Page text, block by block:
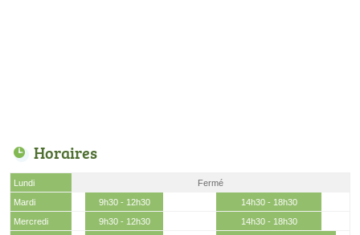
Horaires
Lundi
Fermé
Mardi
9h30 - 12h30
14h30 - 18h30
Mercredi
9h30 - 12h30
14h30 - 18h30